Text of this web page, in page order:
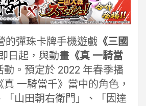
的彈珠卡牌手機遊戲 《三國
日起，與動畫 《真 一騎當
動。預定於 2022 年春季播
一騎當千》當中的角色，
「山田朝右衛門」、「因達